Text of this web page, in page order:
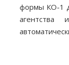
формы КО-1
агентства